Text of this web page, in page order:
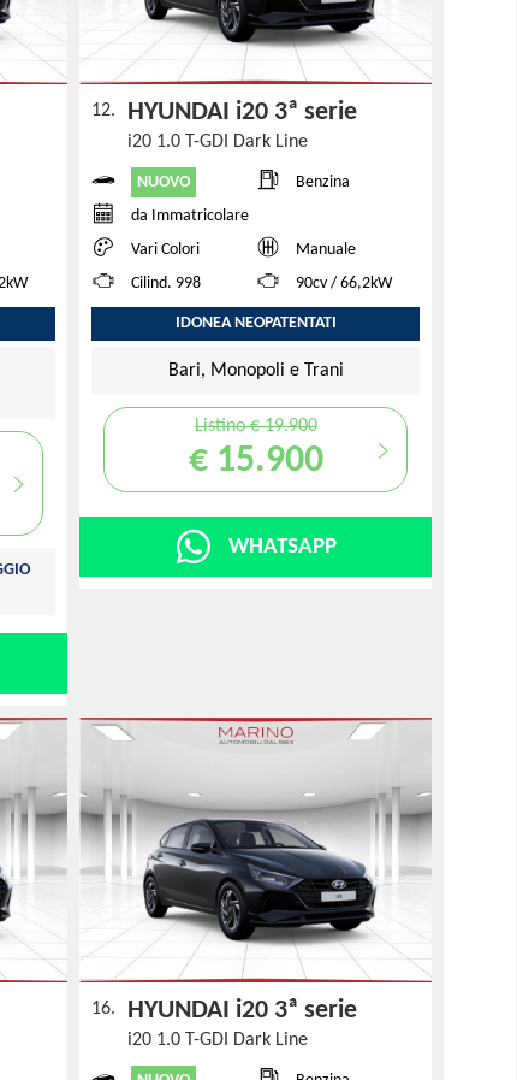
12. HYUNDAI i20 3ª serie
i20 1.0 T-GDI Dark Line
NUOVO
Benzina
da Immatricolare
Vari Colori
Manuale
Cilind. 998
90cv / 66,2kW
IDONEA NEOPATENTATI
Bari, Monopoli e Trani
Listino € 19.900
€ 15.900
WHATSAPP
16. HYUNDAI i20 3ª serie
i20 1.0 T-GDI Dark Line